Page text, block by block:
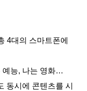
4대의 스마트폰에
예능, 나는 영화…
동시에 콘텐츠를 시